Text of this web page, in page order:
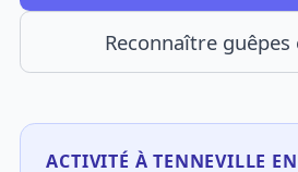
Reconnaître
ACTIVITÉ À TENNEVILLE